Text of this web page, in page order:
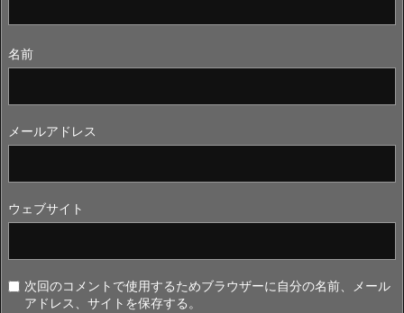
名前
メールアドレス
ウェブサイト
次回のコメントで使用するためブラウザーに自分の名前、メール
アドレス、サイトを保存する。